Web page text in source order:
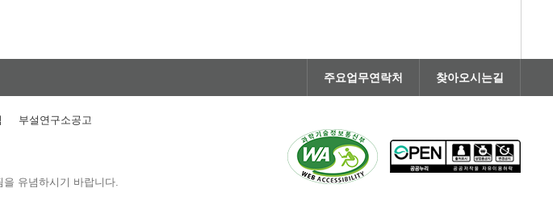
주요업무연락처 찾아오시는길
부설연구소공고
유념하시기 바랍니다.